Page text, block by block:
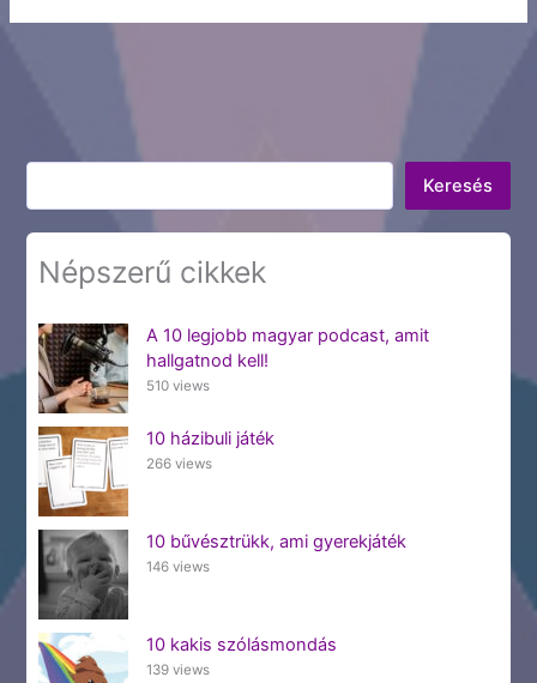
Keresés
Keresés
Népszerű cikkek
A 10 legjobb magyar podcast, amit
hallgatnod kell!
510 views
10 házibuli játék
266 views
10 bűvésztrükk, ami gyerekjáték
146 views
10 kakis szólásmondás
139 views